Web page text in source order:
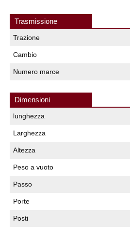
Trasmissione
Trazione
Cambio
Numero marce
Dimensioni
lunghezza
Larghezza
Altezza
Peso a vuoto
Passo
Porte
Posti